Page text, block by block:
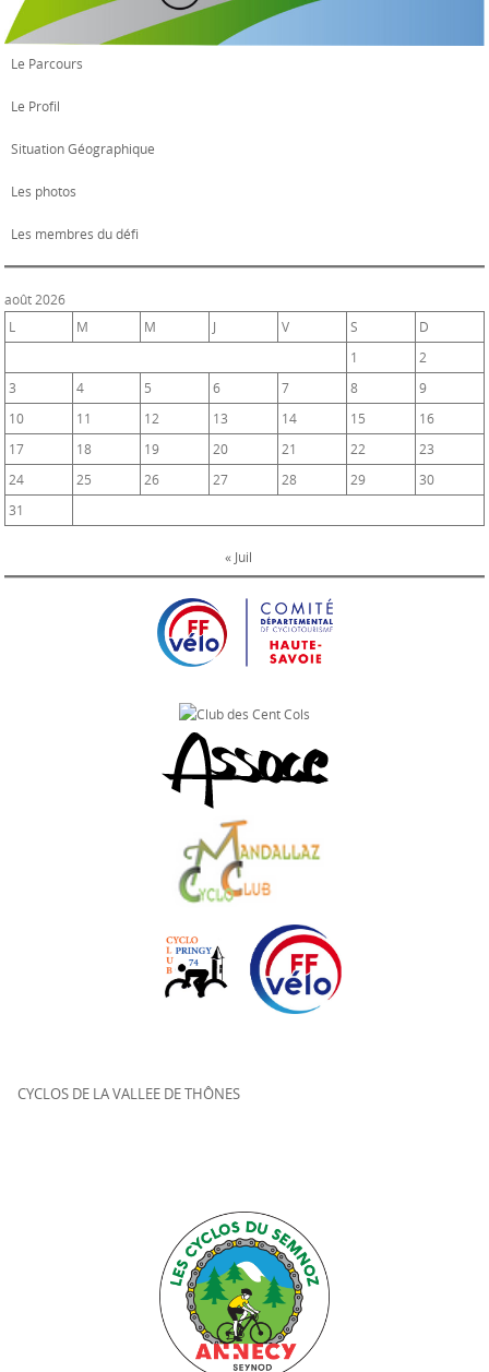
Le Parcours
Le Profil
Situation Géographique
Les photos
Les membres du défi
août 2026
L
M M J V S
D
1
2
3
4 5 6 7 8
9
10
11 12 13 14 15
16
17
18 19 20 21 22
23
24
25 26 27 28 29
30
31
« Juil
CYCLOS DE LA VALLEE DE THÔNES